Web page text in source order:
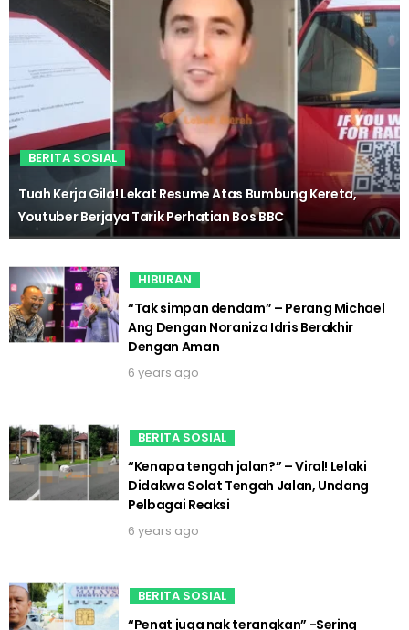
BERITA SOSIAL
Tuah Kerja Gila! Lekat Resume Atas Bumbung Kereta,
Youtuber Berjaya Tarik Perhatian Bos BBC
HIBURAN
“Tak simpan dendam” – Perang Michael
Ang Dengan Noraniza Idris Berakhir
Dengan Aman
6 years ago
BERITA SOSIAL
“Kenapa tengah jalan?” – Viral! Lelaki
Didakwa Solat Tengah Jalan, Undang
Pelbagai Reaksi
6 years ago
BERITA SOSIAL
“Penat juga nak terangkan” -Sering